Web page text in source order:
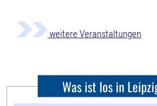
weitere Veranstaltungen
Was ist los in